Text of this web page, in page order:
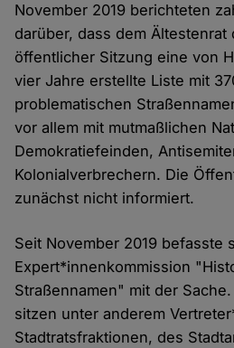
November 2019 berichteten
darüber, dass dem
öffentlicher Sitzung eine von
vier Jahre erstellte Liste mit
problematischen
vor allem mit mutmaßlichen
Demokratiefeinden,
Kolonialverbrechern. Die
zunächst nicht informiert.
Seit November 2019 befasste
Expert*innenkommission
Straßennamen" mit der
sitzen unter anderem
Stadtratsfraktionen, des